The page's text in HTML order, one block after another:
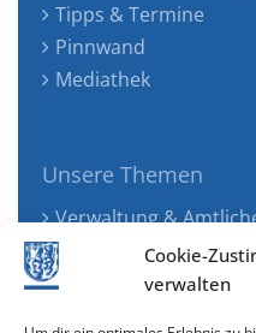
Cookie-
verwalten
Tipps & Termine
Pinnwand
Mediathek
Unsere Themen
Verwaltung &
Jugend, Familie &
Tourismus, Freizeit &